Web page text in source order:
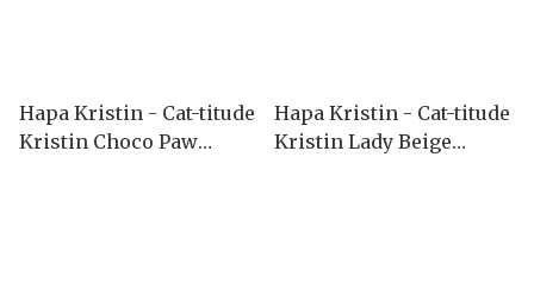
Hapa Kristin - Cat-titude
Kristin Choco Paw
Hapa Kristin - Cat-titude
Kristin Lady Beige